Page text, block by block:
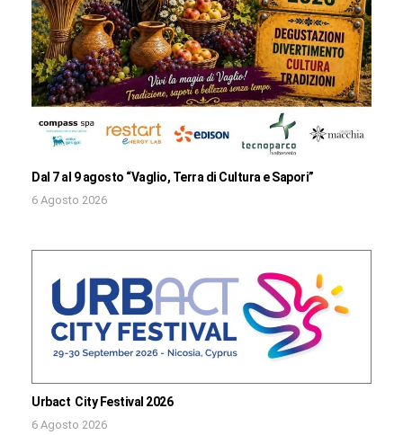
Dal 7 al 9 agosto “Vaglio, Terra di Cultura e Sapori”
6 Agosto 2026
Urbact City Festival 2026
6 Agosto 2026